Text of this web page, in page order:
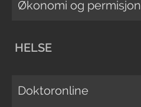
Økonomi og permisjon
HELSE
Doktoronline